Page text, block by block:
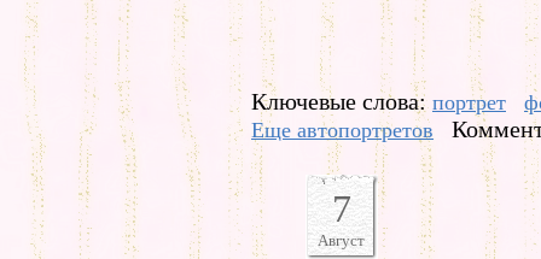
Ключевые слова:портрет
Еще автопортретов
7
Август